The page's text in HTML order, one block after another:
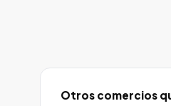
Otros comercios